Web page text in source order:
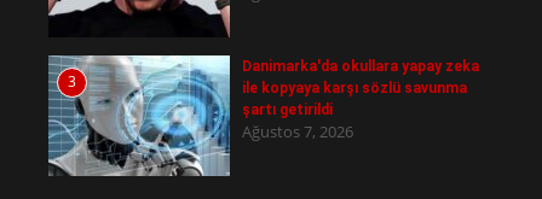
3
Danimarka'da okullara yapay zeka
ile kopyaya karşı sözlü savunma
şartı getirildi
Ağustos 7, 2026